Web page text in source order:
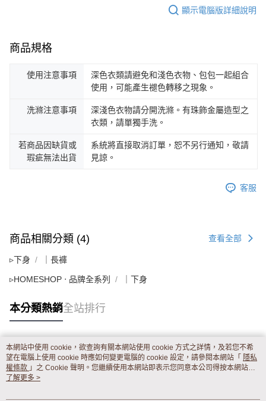
顯示電腦版詳細說明
商品規格
使用注意事項
深色衣類請避免和淺色衣物、包包一起組合
使用，可能產生褪色轉移之現象。
洗滌注意事項
深淺色衣物請分開洗滌。有珠飾金屬造型之
衣類，請單獨手洗。
若商品因缺貨或
瑕疵無法出貨
系統將直接取消訂單，恕不另行通知，敬請
見諒。
客服
商品相關分類 (4) 查看全部
▹下身 ｜長褲
▹HOMESHOP ‧ 品牌全系列 ｜下身
本分類熱銷全站排行
熱門標籤
本網站中使用 cookie，欲查詢有關本網站使用 cookie 方式之詳情，及若您不希
望在電腦上使用 cookie 時應如何變更電腦的 cookie 設定，請參閱本網站「 隱私
權條款 」之 Cookie 聲明。您繼續使用本網站即表示您同意本公司得按本網站使
用條款之 Cookie 聲明使用 cookie。
了解更多 >